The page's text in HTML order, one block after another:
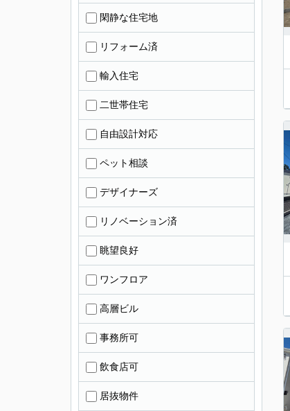
閑静な住宅地
リフォーム済
輸入住宅
二世帯住宅
自由設計対応
ペット相談
デザイナーズ
リノベーション済
眺望良好
ワンフロア
高層ビル
事務所可
飲食店可
居抜物件